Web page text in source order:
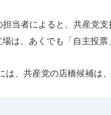
当者によると、共産党
は、あくでも「自主投票
、共産党の店橋候補は、